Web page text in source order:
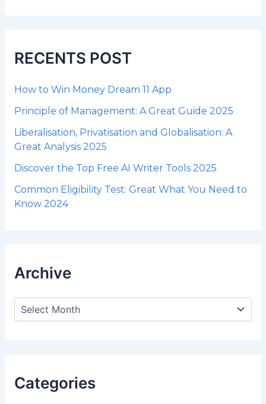
o
RECENTS POST
How to Win Money Dream 11 App
Principle of Management: A Great Guide 2025
Liberalisation, Privatisation and Globalisation: A
Great Analysis 2025
Discover the Top Free AI Writer Tools 2025
Common Eligibility Test: Great What You Need to
Know 2024
Archive
Categories